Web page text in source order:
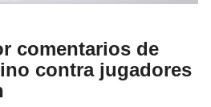
comentarios de
contra jugadores